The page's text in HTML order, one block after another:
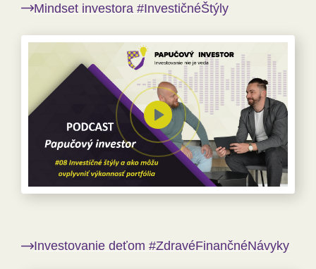
Mindset investora #InvestičnéŠtýly
Investovanie deťom #ZdravéFinančnéNávyky